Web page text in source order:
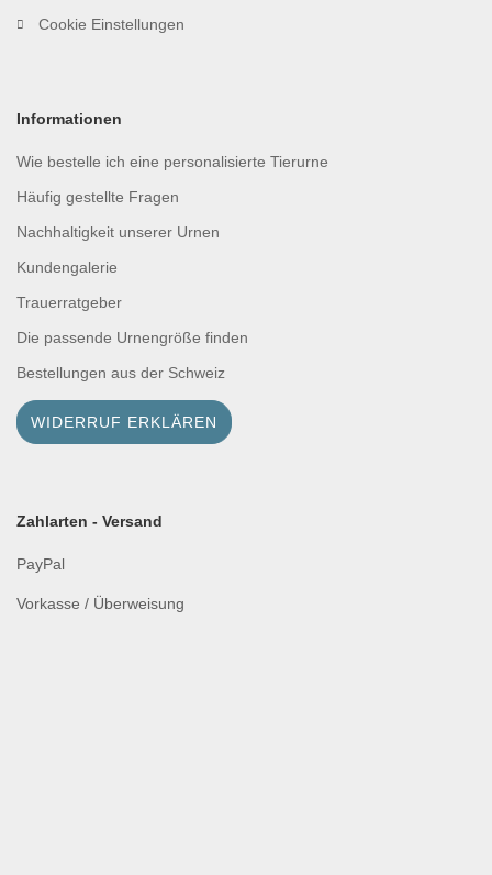
Cookie Einstellungen
Informationen
Wie bestelle ich eine personalisierte Tierurne
Häufig gestellte Fragen
Nachhaltigkeit unserer Urnen
Kundengalerie
Trauerratgeber
Die passende Urnengröße finden
Bestellungen aus der Schweiz
WIDERRUF ERKLÄREN
Zahlarten - Versand
PayPal
Vorkasse / Überweisung